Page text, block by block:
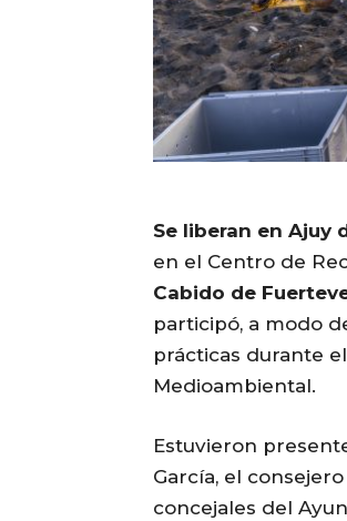
Se liberan en Ajuy
en el Centro de
Cabido de
participó, a modo
prácticas durante
Medioambiental.
Estuvieron
García, el
concejales del